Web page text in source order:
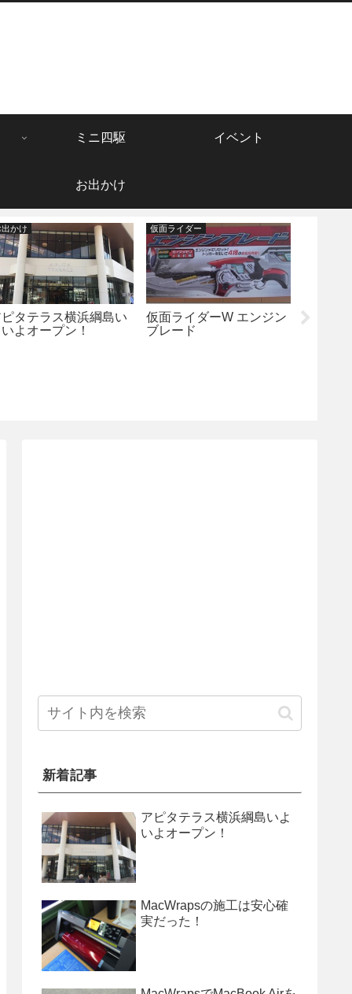
ミニ四駆 イベント
お出かけ
出かけ
ピタテラス横浜綱島い
いよオープン！
仮面ライダー
仮面ライダーW エンジン
ブレード
電子レ
新着記事
アピタテラス横浜綱島いよ
いよオープン！
MacWrapsの施工は安心確
実だった！